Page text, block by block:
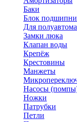
Баки
Блок
Для
Замки люка
Клапан воды
Крепёж
Крестовины
Манжеты
Насосы
Ножки
Патрубки
Петли